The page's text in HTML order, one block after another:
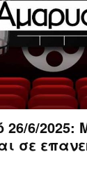
26/6/2025:
σε